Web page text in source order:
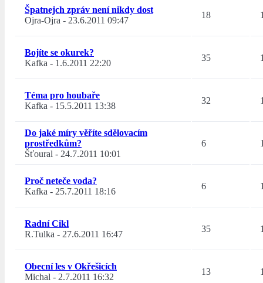
Špatnejch zpráv není nikdy dost
Ojra-Ojra - 23.6.2011 09:47
18
Bojíte se okurek?
Kafka - 1.6.2011 22:20
35
Téma pro houbaře
Kafka - 15.5.2011 13:38
32
Do jaké míry věříte sdělovacím
prostředkům?
Šťoural - 24.7.2011 10:01
6
Proč neteče voda?
Kafka - 25.7.2011 18:16
6
Radní Cikl
R.Tulka - 27.6.2011 16:47
35
Obecní les v Okřešicích
Michal - 2.7.2011 16:32
13